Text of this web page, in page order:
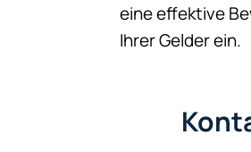
eine effektive
Ihrer Gelder ein.